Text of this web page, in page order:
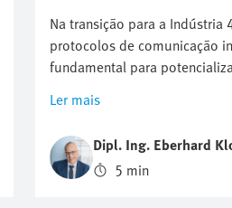
Na transição para a Indústria
protocolos de comunicação
fundamental para
além das IT de escritório, o
industrial constituem a
inteligentes, IIoT e fábricas
geral demonstra como a
Ler mais
Dipl. Ing. Eberhard
BA 5 min